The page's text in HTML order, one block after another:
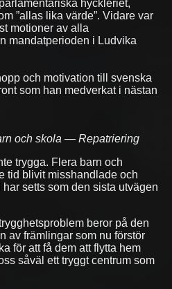
hyckleriet,
”allas lika värde”. Vidare var
motioner av alla
mandatperioden i Ludvika
och motivation till svenska
som han medverkat i nästan
och skola — Repatriering
trygga. Flera barn och
tid blivit misshandlade och
setts som den sista utvägen
beror på den
av främlingar som nu förstör
för att få dem att flytta hem
såväl ett tryggt centrum som